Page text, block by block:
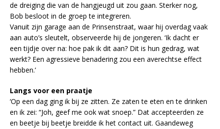
de dreiging die van de hangjeugd uit zou gaan. Sterker nog,
Bob besloot in de groep te integreren.
Vanuit zijn garage aan de Prinsenstraat, waar hij overdag vaak
aan auto’s sleutelt, observeerde hij de jongeren. ‘Ik dacht er
een tijdje over na: hoe pak ik dit aan? Dit is hun gedrag, wat
werkt? Een agressieve benadering zou een averechtse effect
hebben.’
Langs voor een praatje
‘Op een dag ging ik bij ze zitten. Ze zaten te eten en te drinken
en ik zei: “Joh, geef me ook wat snoep.” Dat accepteerden ze
en beetje bij beetje breidde ik het contact uit. Gaandeweg